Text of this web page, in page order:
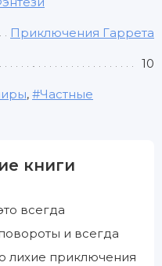
Приключения Гаррета
10
,
Частные
книги
всегда
и всегда
лихие приключения